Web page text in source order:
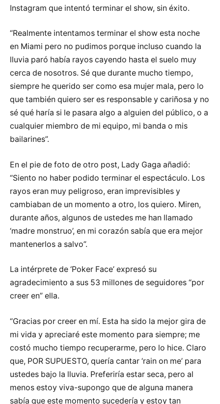
Instagram que intentó terminar el show, sin éxito.
“Realmente intentamos terminar el show esta noche
en Miami pero no pudimos porque incluso cuando la
lluvia paró había rayos cayendo hasta el suelo muy
cerca de nosotros. Sé que durante mucho tiempo,
siempre he querido ser como esa mujer mala, pero lo
que también quiero ser es responsable y cariñosa y no
sé qué haría si le pasara algo a alguien del público, o a
cualquier miembro de mi equipo, mi banda o mis
bailarines”.
En el pie de foto de otro post, Lady Gaga añadió:
“Siento no haber podido terminar el espectáculo. Los
rayos eran muy peligroso, eran imprevisibles y
cambiaban de un momento a otro, los quiero. Miren,
durante años, algunos de ustedes me han llamado
‘madre monstruo’, en mi corazón sabía que era mejor
mantenerlos a salvo”.
La intérprete de ‘Poker Face’ expresó su
agradecimiento a sus 53 millones de seguidores “por
creer en” ella.
“Gracias por creer en mí. Esta ha sido la mejor gira de
mi vida y apreciaré este momento para siempre; me
costó mucho tiempo recuperarme, pero lo hice. Claro
que, POR SUPUESTO, quería cantar ‘rain on me’ para
ustedes bajo la lluvia. Preferiría estar seca, pero al
menos estoy viva-supongo que de alguna manera
sabía que este momento sucedería y estoy tan